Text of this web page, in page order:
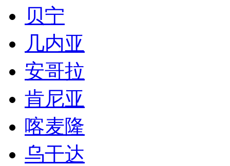
贝宁
几内亚
安哥拉
肯尼亚
喀麦隆
乌干达